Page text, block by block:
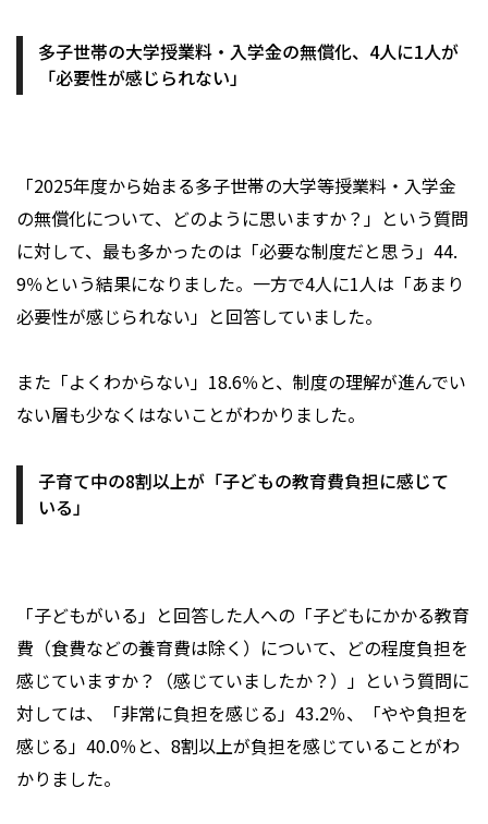
多子世帯の大学授業料・入学金の無償化、4人に1人が
「必要性が感じられない」
「2025年度から始まる多子世帯の大学等授業料・入学金
の無償化について、どのように思いますか？」という質問
に対して、最も多かったのは「必要な制度だと思う」44.
9％という結果になりました。一方で4人に1人は「あまり
必要性が感じられない」と回答していました。
また「よくわからない」18.6％と、制度の理解が進んでい
ない層も少なくはないことがわかりました。
子育て中の8割以上が「子どもの教育費負担に感じて
いる」
「子どもがいる」と回答した人への「子どもにかかる教育
費（食費などの養育費は除く）について、どの程度負担を
感じていますか？（感じていましたか？）」という質問に
対しては、「非常に負担を感じる」43.2％、「やや負担を
感じる」40.0％と、8割以上が負担を感じていることがわ
かりました。